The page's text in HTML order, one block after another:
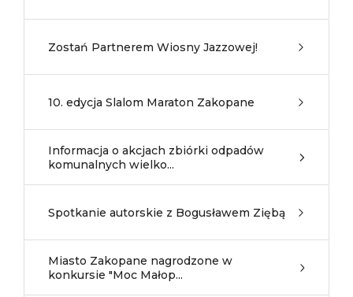
Zostań Partnerem Wiosny Jazzowej!
10. edycja Slalom Maraton Zakopane
Informacja o akcjach zbiórki odpadów
komunalnych wielko...
Spotkanie autorskie z Bogusławem Ziębą
Miasto Zakopane nagrodzone w
konkursie "Moc Małop...